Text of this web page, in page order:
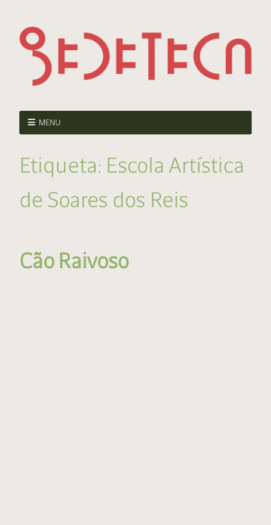
MENU
Etiqueta: Escola Artística
de Soares dos Reis
Cão Raivoso